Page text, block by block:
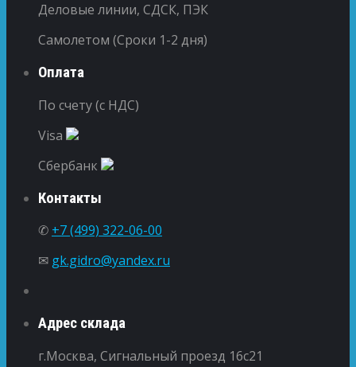
Деловые линии, СДСК, ПЭК
Самолетом (Сроки 1-2 дня)
Оплата
По счету (с НДС)
Visa
Сбербанк
Контакты
✆ +7 (499) 322-06-00
✉ gk.gidro@yandex.ru
Адрес склада
г.Москва, Сигнальный проезд 16с21